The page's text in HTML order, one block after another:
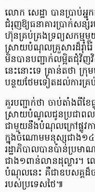
លោក សេដ្ឋា បានប្រាប់អ្ន
ជំរុញឱ្យធនាគារប្រាក់សន្សំ
ហ៊ុនគ្រប់គ្រងទ្រព្យសកម្ម
ស្រាយបំណុលគ្រួសារដ៏រ៉ាំរ៉
មិនបានបញ្ជាក់លម្អិតជុំវិ
នេះនោះទេ គ្រាន់តថា ក្រុ
បន្ថយថែមទៀតដល់ការគ្
គួរបញ្ជាក់ថា ចាប់តាំងពីខ
ស្រាយបំណូលជូនប្រជាពល
ជាមួយនឹងបំណុលក្រៅផ្លូវកា
ក្នុងចំណោមមនុស្សជាង១
រដ្ឋាភិបាលបានប៉ាន់ប្រ
ជាង១ពាន់លានដុល្លារ។
បំណុលនេះ គឺជាឧបសគ្គដ៏ច
របស់ប្រទេសថៃ៕